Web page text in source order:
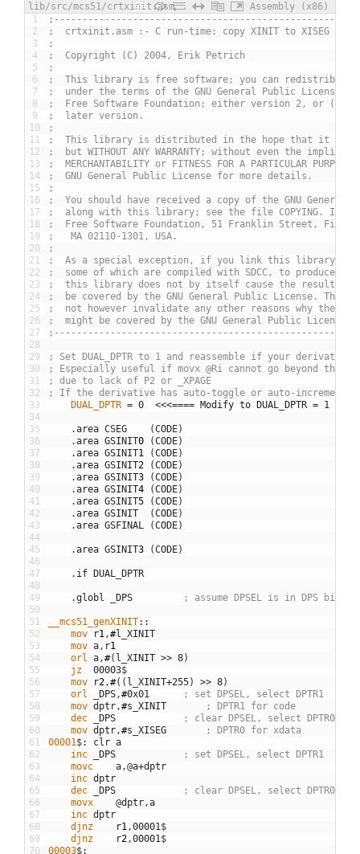
lib/src/mcs51/crtxinit.asm
Assembly (x86)
1
2
3
4
5
6
7
8
9
10
11
12
13
14
15
16
17
18
19
20
21
22
23
24
25
26
27
28
29
30
31
32
33
34
35
36
37
38
39
40
41
42
43
44
45
46
47
48
49
50
51
52
53
54
55
56
57
58
59
60
61
62
63
64
65
66
67
68
69
70
;  crtxinit.asm :- C run-time: copy XINIT to XISEG
;
;  Copyright (C) 2004, Erik Petrich
;
;  This library is free software; you can
;  under the terms of the GNU General Public License
;  Free Software Foundation; either version 2, or (at
;  later version.
;
;  This library is distributed in the hope that it will
;  but WITHOUT ANY WARRANTY; without even the implied
;  MERCHANTABILITY or FITNESS FOR A PARTICULAR
;  GNU General Public License for more details.
;
;  You should have received a copy of the GNU General
;  along with this library; see the file COPYING. If
;  Free Software Foundation, 51 Franklin Street, Fifth
;   MA 02110-1301, USA.
;
;  As a special exception, if you link this library
;  some of which are compiled with SDCC, to produce an
;  this library does not by itself cause the resulting
;  be covered by the GNU General Public License. This
;  not however invalidate any other reasons why the
;  might be covered by the GNU General Public License.
; Set DUAL_DPTR to 1 and reassemble if your
; Especially useful if movx @Ri cannot go beyond the
; due to lack of P2 or _XPAGE
; If the derivative has auto-toggle or auto-increment
	DUAL_DPTR
= 0 <<<==== Modify to DUAL DPTR = 1
.area CSEG (CODE)
.area GSINIT0 (CODE)
.area GSINIT1 (CODE)
.area GSINIT2 (CODE)
.area GSINIT3 (CODE)
.area GSINIT4 (CODE)
.area GSINIT5 (CODE)
.area GSINIT (CODE)
.area GSFINAL (CODE)
.area GSINIT3 (CODE)
. if DUAL DPTR
.globl DPS ; assume DPSEL is in DPS bit0
__mcs51_genXINIT::
	mov
r1,#l XINIT
	mov
a, r1
	orl
a,#( l XINIT >> 8)
	jz
00003$
	mov
r2,#( ( l XINIT+255) >> 8)
	orl
DPS,#0x01
; set DPSEL, select DPTR1
	mov
dptr,#s XINIT
; DPTR1 for code
	dec
DPS
; clear DPSEL, select DPTR0
	mov
dptr,#s XISEG
; DPTR0 for xdata
00001$: clr a
	inc
DPS
; set DPSEL, select DPTR1
	movc
a,@a+dptr
	inc
dptr
	dec
DPS
; clear DPSEL, select DPTR0
	movx
@dptr,a
	inc
dptr
	djnz
r1,00001$
	djnz
r2,00001$
00003$: